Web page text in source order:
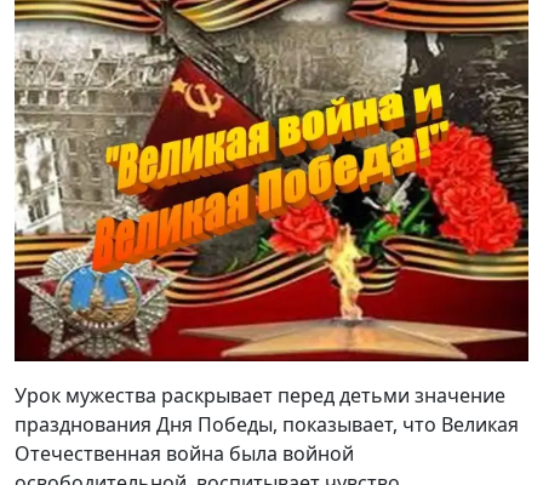
Урок мужества раскрывает перед детьми значение
празднования Дня Победы, показывает, что Великая
Отечественная война была войной